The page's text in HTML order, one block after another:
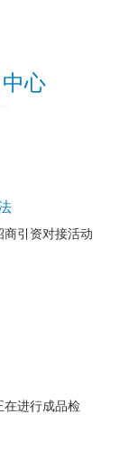
中心
商引资对接活动
在进行成品检